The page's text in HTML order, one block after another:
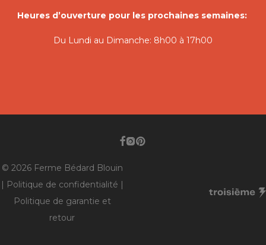
Heures d’ouverture pour les prochaines semaines:
Du Lundi au Dimanche: 8h00 à 17h00
© 2026 Ferme Bédard Blouin
| Politique de confidentialité |
Politique de garantie et
retour